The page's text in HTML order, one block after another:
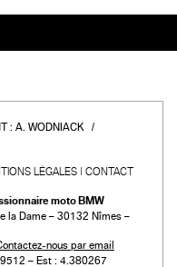
: A. WODNIACK
LÉGALES CONTACT
moto BMW
la Dame – 30132 Nîmes –
nous par email
– Est : 4.380267